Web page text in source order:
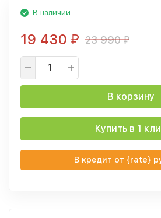
В наличии
19 430 ₽ 23 990₽
В корзину
Купить в 1
В кредит от {rate}